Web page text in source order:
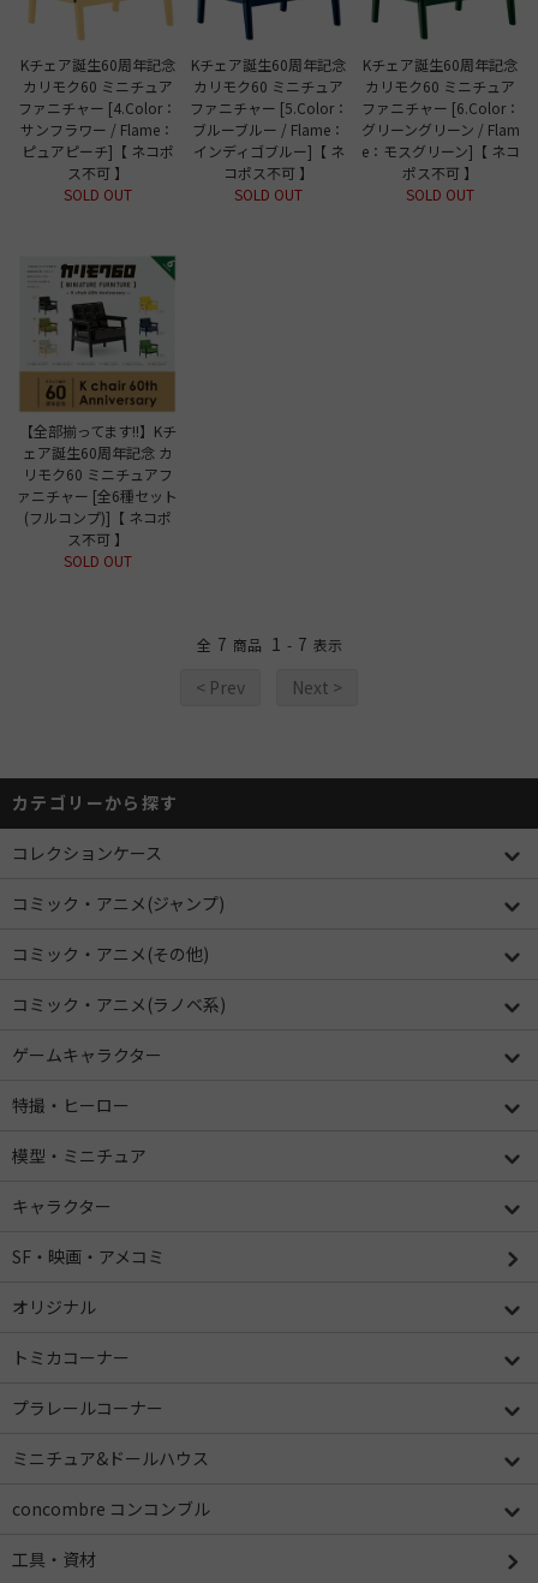
Kチェア誕生60周年記念
カリモク60 ミニチュア
ファニチャー [4.Color：
サンフラワー / Flame：
ピュアピーチ]【 ネコポ
ス不可 】
SOLD OUT
Kチェア誕生60周年記念
カリモク60 ミニチュア
ファニチャー [5.Color：
ブルーブルー / Flame：
インディゴブルー]【 ネ
コポス不可 】
SOLD OUT
Kチェア誕生60周年記念
カリモク60 ミニチュア
ファニチャー [6.Color：
グリーングリーン / Flam
e：モスグリーン]【 ネコ
ポス不可 】
SOLD OUT
【全部揃ってます!!】Kチ
ェア誕生60周年記念 カ
リモク60 ミニチュアフ
ァニチャー [全6種セット
(フルコンプ)]【 ネコポ
ス不可 】
SOLD OUT
全 7 商品 1 - 7 表示
< Prev Next >
カテゴリーから探す
コレクションケース
コミック・アニメ(ジャンプ)
コミック・アニメ(その他)
コミック・アニメ(ラノベ系)
ゲームキャラクター
特撮・ヒーロー
模型・ミニチュア
キャラクター
SF・映画・アメコミ
オリジナル
トミカコーナー
プラレールコーナー
ミニチュア&ドールハウス
concombre コンコンブル
工具・資材